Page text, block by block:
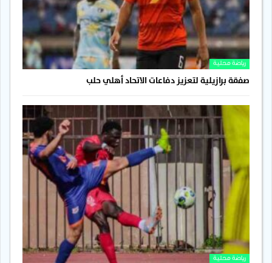
رياضة محلية
صفقة برازيلية لتعزيز دفاعات الاتحاد أهلي حلب
رياضة محلية